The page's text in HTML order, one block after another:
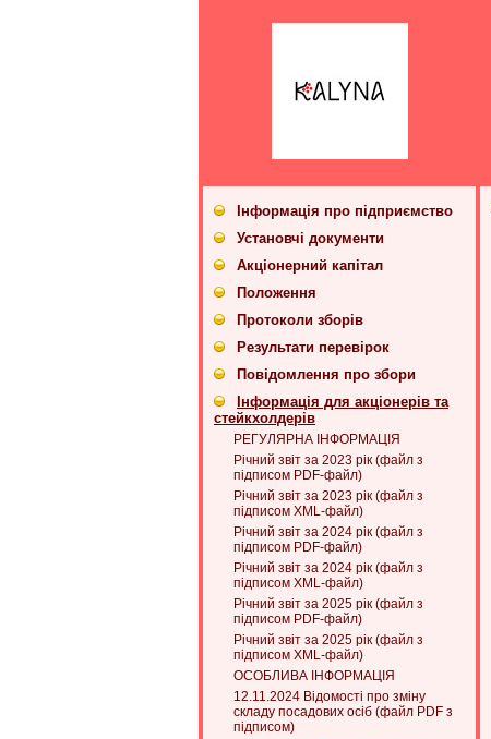
Інформація про підприємство
Установчі документи
Акціонерний капітал
Положення
Протоколи зборів
Результати перевірок
Повідомлення про збори
Інформація для акціонерів та
стейкхолдерів
РЕГУЛЯРНА ІНФОРМАЦІЯ
Річний звіт за 2023 рік (файл з
підписом PDF-файл)
Річний звіт за 2023 рік (файл з
підписом XML-файл)
Річний звіт за 2024 рік (файл з
підписом PDF-файл)
Річний звіт за 2024 рік (файл з
підписом XML-файл)
Річний звіт за 2025 рік (файл з
підписом PDF-файл)
Річний звіт за 2025 рік (файл з
підписом XML-файл)
ОСОБЛИВА ІНФОРМАЦІЯ
12.11.2024 Відомості про зміну
складу посадових осіб (файл PDF з
підписом)